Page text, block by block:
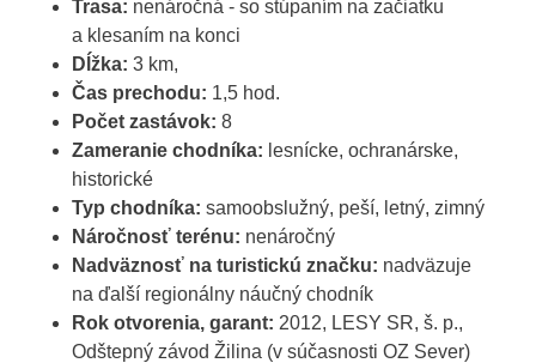
Trasa: nenáročná - so stúpaním na začiatku
a klesaním na konci
Dĺžka: 3 km,
Čas prechodu: 1,5 hod.
Počet zastávok: 8
Zameranie chodníka: lesnícke, ochranárske,
historické
Typ chodníka: samoobslužný, peší, letný, zimný
Náročnosť terénu: nenáročný
Nadväznosť na turistickú značku: nadväzuje
na ďalší regionálny náučný chodník
Rok otvorenia, garant: 2012, LESY SR, š. p.,
Odštepný závod Žilina (v súčasnosti OZ Sever)